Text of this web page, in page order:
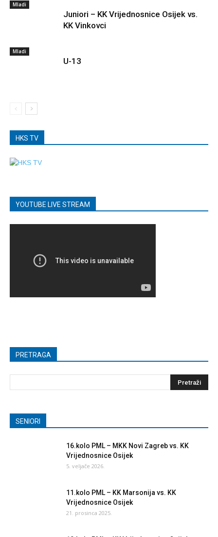
Mladi
Juniori – KK Vrijednosnice Osijek vs.
KK Vinkovci
Mladi
U-13
HKS TV
YOUTUBE LIVE STREAM
PRETRAGA
SENIORI
16.kolo PML – MKK Novi Zagreb vs. KK
Vrijednosnice Osijek
5. veljače 2026.
11.kolo PML – KK Marsonija vs. KK
Vrijednosnice Osijek
21. prosinca 2025.